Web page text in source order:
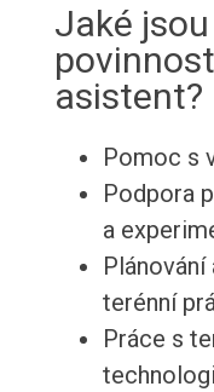
Jaké
asistent?
Pomoc s
Podpora
a
terénní
Práce s